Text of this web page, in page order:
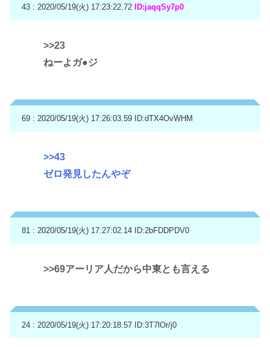
43 : 2020/05/19(火) 17:23:22.72 ID:jaqqSy7p0
>>23
ねーよガ●ジ
69 : 2020/05/19(火) 17:26:03.59 ID:dTX4OvWHM
>>43
ゼロ発見したんやぞ
81 : 2020/05/19(火) 17:27:02.14 ID:2bFDDPDV0
>>69アーリア人だから中東とも言える
24 : 2020/05/19(火) 17:20:18.57 ID:3T7lOr/j0